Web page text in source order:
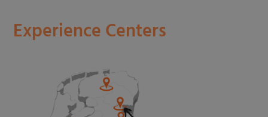
Experience Centers